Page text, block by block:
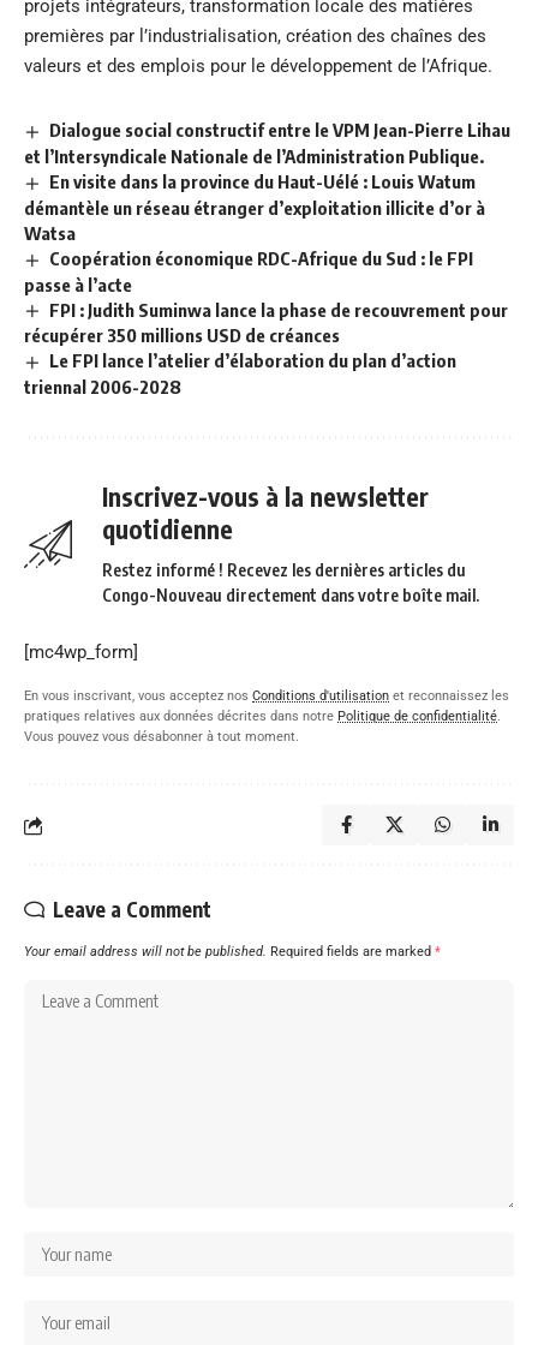
projets intégrateurs, transformation locale des matières
premières par l’industrialisation, création des chaînes des
valeurs et des emplois pour le développement de l’Afrique.
Dialogue social constructif entre le VPM Jean-Pierre Lihau
et l’Intersyndicale Nationale de l’Administration Publique.
En visite dans la province du Haut-Uélé : Louis Watum
démantèle un réseau étranger d’exploitation illicite d’or à
Watsa
Coopération économique RDC-Afrique du Sud : le FPI
passe à l’acte
FPI : Judith Suminwa lance la phase de recouvrement pour
récupérer 350 millions USD de créances
Le FPI lance l’atelier d’élaboration du plan d’action
triennal 2006-2028
Inscrivez-vous à la newsletter
quotidienne
Restez informé ! Recevez les dernières articles du
Congo-Nouveau directement dans votre boîte mail.
[mc4wp_form]
En vous inscrivant, vous acceptez nos Conditions d'utilisation et reconnaissez les
pratiques relatives aux données décrites dans notre Politique de confidentialité.
Vous pouvez vous désabonner à tout moment.
Leave a Comment
Your email address will not be published. Required fields are marked *